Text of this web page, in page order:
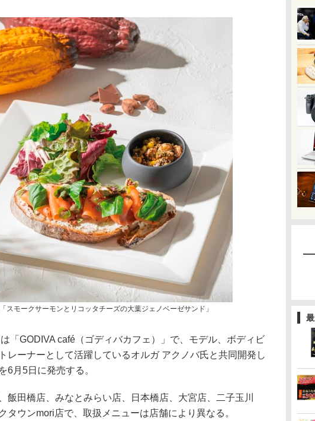
スモークサーモンとリコッタチーズの大葉ジェノベーゼサンド」
「GODIVA café（ゴディバカフェ）」で、モデル、ボディビ
レーナーとして活躍しているオルガ アクノバ氏と共同開発し
6月5日に発売する。
田橋店、みなとみらい店、日本橋店、大宮店、二子玉川
タウンmori店で、取扱メニューは店舗により異なる。